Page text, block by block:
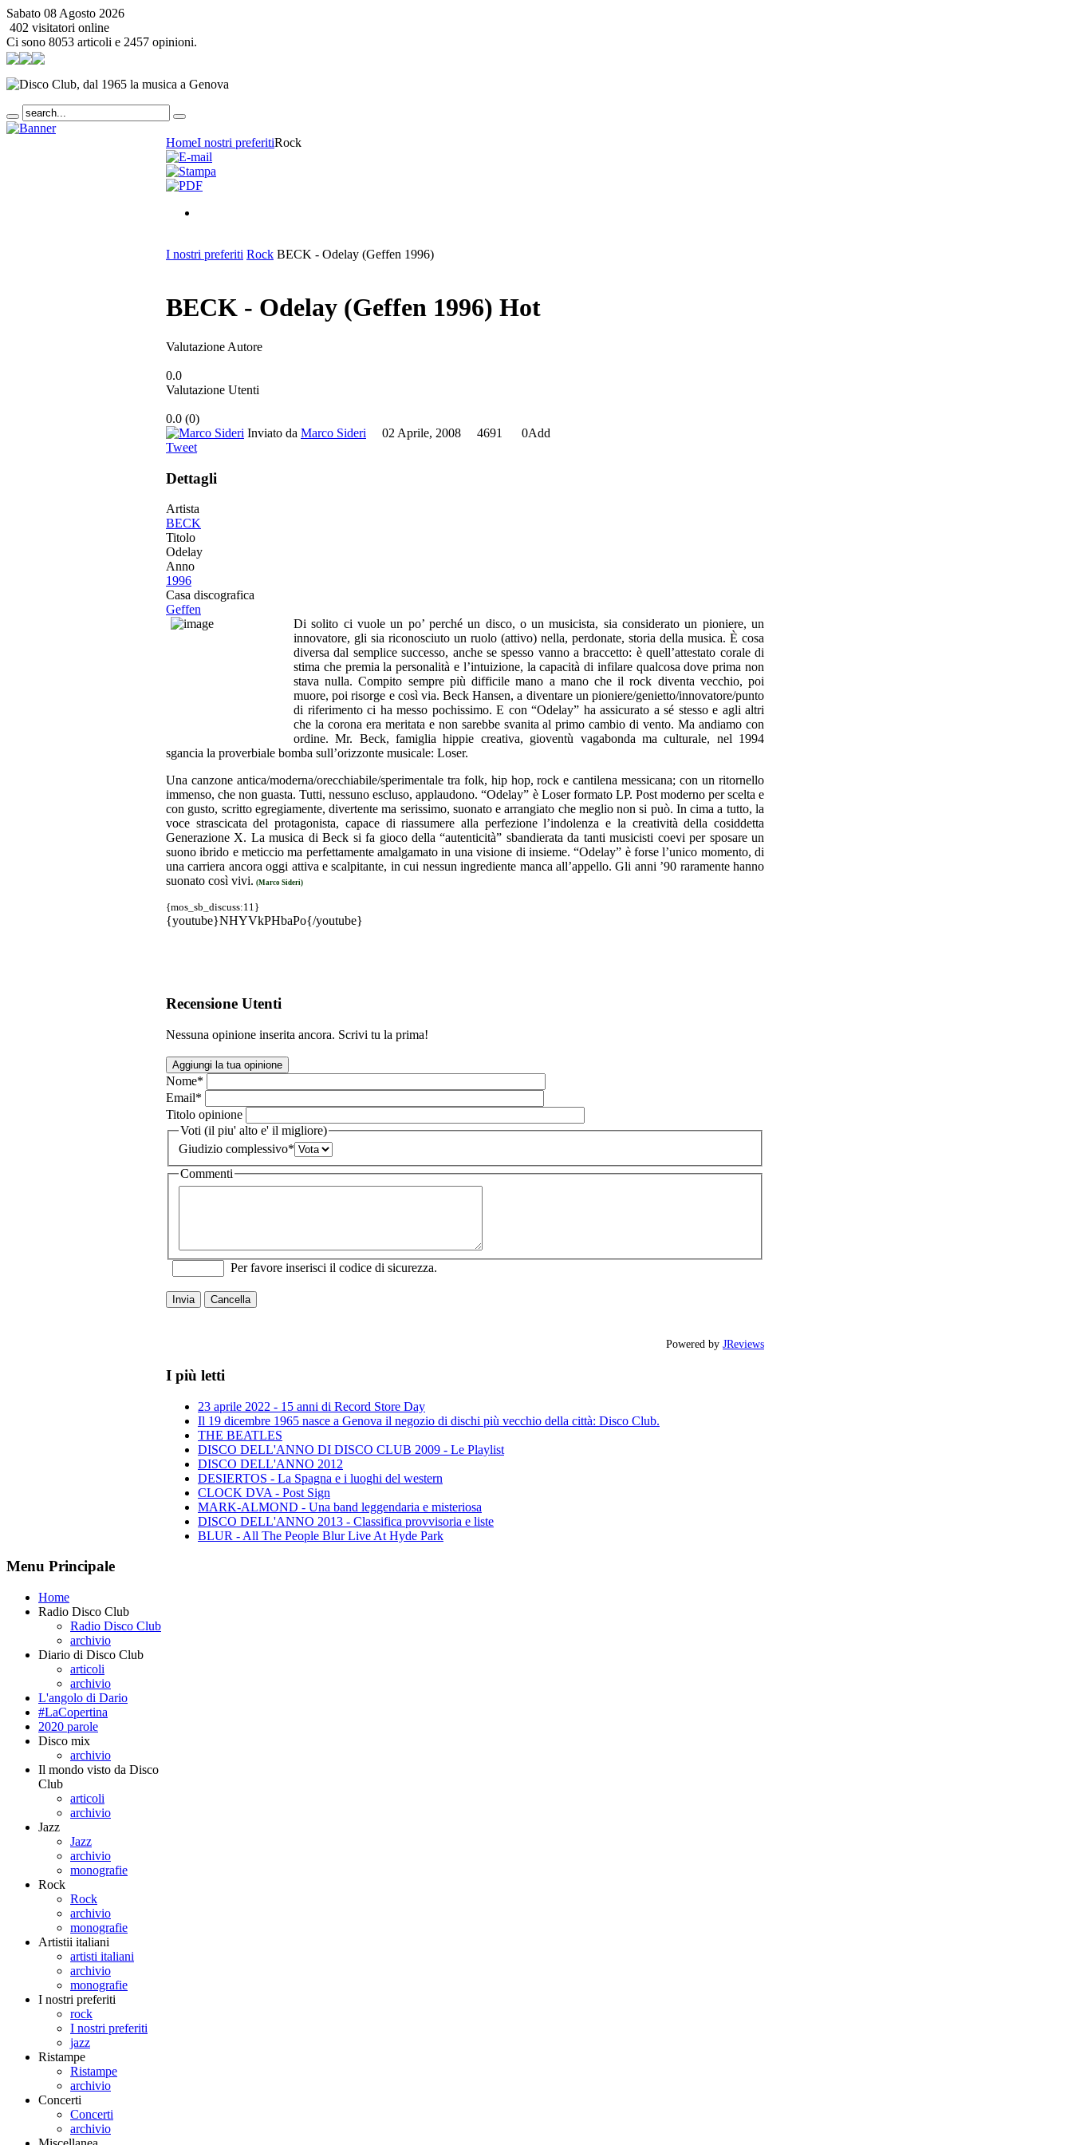
Sabato 08 Agosto 2026
402 visitatori online
Ci sono 8053 articoli e 2457 opinioni.
HomeI nostri preferitiRock
I nostri preferiti Rock BECK - Odelay (Geffen 1996)
BECK - Odelay (Geffen 1996) Hot
Valutazione Autore
0.0
Valutazione Utenti
0.0 (0)
Inviato da Marco Sideri 02 Aprile, 2008 4691 0Add
Tweet
Dettagli
Artista
BECK
Titolo
Odelay
Anno
1996
Casa discografica
Geffen
Di solito ci vuole un po’ perché un disco, o un musicista, sia considerato un pioniere, un
innovatore, gli sia riconosciuto un ruolo (attivo) nella, perdonate, storia della musica. È cosa
diversa dal semplice successo, anche se spesso vanno a braccetto: è quell’attestato corale di
stima che premia la personalità e l’intuizione, la capacità di infilare qualcosa dove prima non
stava nulla. Compito sempre più difficile mano a mano che il rock diventa vecchio, poi
muore, poi risorge e così via. Beck Hansen, a diventare un pioniere/genietto/innovatore/punto
di riferimento ci ha messo pochissimo. E con “Odelay” ha assicurato a sé stesso e agli altri
che la corona era meritata e non sarebbe svanita al primo cambio di vento. Ma andiamo con
ordine. Mr. Beck, famiglia hippie creativa, gioventù vagabonda ma culturale, nel 1994
sgancia la proverbiale bomba sull’orizzonte musicale: Loser.
Una canzone antica/moderna/orecchiabile/sperimentale tra folk, hip hop, rock e cantilena messicana; con un ritornello
immenso, che non guasta. Tutti, nessuno escluso, applaudono. “Odelay” è Loser formato LP. Post moderno per scelta e
con gusto, scritto egregiamente, divertente ma serissimo, suonato e arrangiato che meglio non si può. In cima a tutto, la
voce strascicata del protagonista, capace di riassumere alla perfezione l’indolenza e la creatività della cosiddetta
Generazione X. La musica di Beck si fa gioco della “autenticità” sbandierata da tanti musicisti coevi per sposare un
suono ibrido e meticcio ma perfettamente amalgamato in una visione di insieme. “Odelay” è forse l’unico momento, di
una carriera ancora oggi attiva e scalpitante, in cui nessun ingrediente manca all’appello. Gli anni ’90 raramente hanno
suonato così vivi. (Marco Sideri)
{mos_sb_discuss:11}
{youtube}NHYVkPHbaPo{/youtube}
Recensione Utenti
Nessuna opinione inserita ancora. Scrivi tu la prima!
Aggiungi la tua opinione
Nome*
Email*
Titolo opinione
Voti (il piu' alto e' il migliore)
Giudizio complessivo*
Commenti
Per favore inserisci il codice di sicurezza.
Invia Cancella
Powered by JReviews
I più letti
23 aprile 2022 - 15 anni di Record Store Day
Il 19 dicembre 1965 nasce a Genova il negozio di dischi più vecchio della città: Disco Club.
THE BEATLES
DISCO DELL'ANNO DI DISCO CLUB 2009 - Le Playlist
DISCO DELL'ANNO 2012
DESIERTOS - La Spagna e i luoghi del western
CLOCK DVA - Post Sign
MARK-ALMOND - Una band leggendaria e misteriosa
DISCO DELL'ANNO 2013 - Classifica provvisoria e liste
BLUR - All The People Blur Live At Hyde Park
Menu Principale
Home
Radio Disco Club
Radio Disco Club
archivio
Diario di Disco Club
articoli
archivio
L'angolo di Dario
#LaCopertina
2020 parole
Disco mix
archivio
Il mondo visto da Disco
Club
articoli
archivio
Jazz
Jazz
archivio
monografie
Rock
Rock
archivio
monografie
Artistii italiani
artisti italiani
archivio
monografie
I nostri preferiti
rock
I nostri preferiti
jazz
Ristampe
Ristampe
archivio
Concerti
Concerti
archivio